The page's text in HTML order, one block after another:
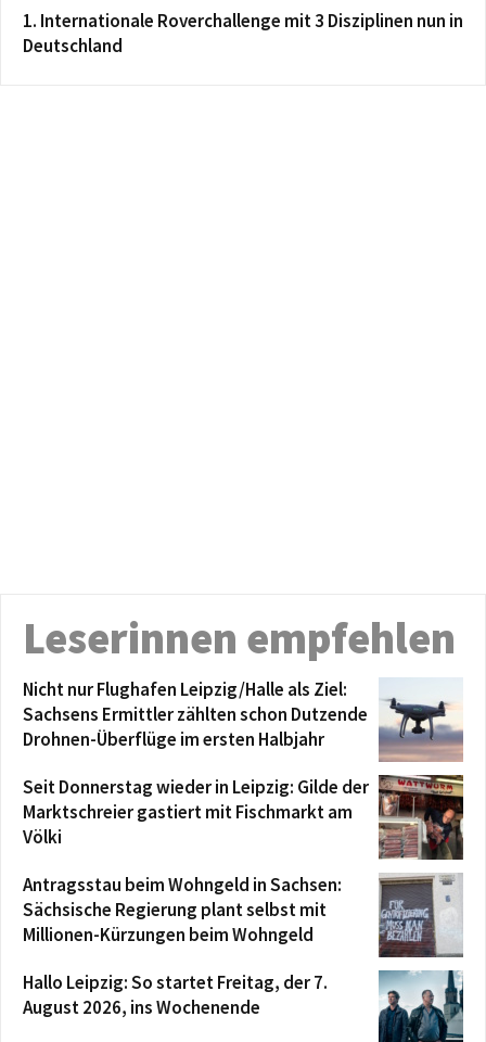
1. Internationale Roverchallenge mit 3 Disziplinen nun in
Deutschland
Leserinnen empfehlen
Nicht nur Flughafen Leipzig/Halle als Ziel:
Sachsens Ermittler zählten schon Dutzende
Drohnen-Überflüge im ersten Halbjahr
Seit Donnerstag wieder in Leipzig: Gilde der
Marktschreier gastiert mit Fischmarkt am
Völki
Antragsstau beim Wohngeld in Sachsen:
Sächsische Regierung plant selbst mit
Millionen-Kürzungen beim Wohngeld
Hallo Leipzig: So startet Freitag, der 7.
August 2026, ins Wochenende